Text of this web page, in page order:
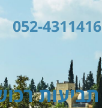
052-4311416
תביעות